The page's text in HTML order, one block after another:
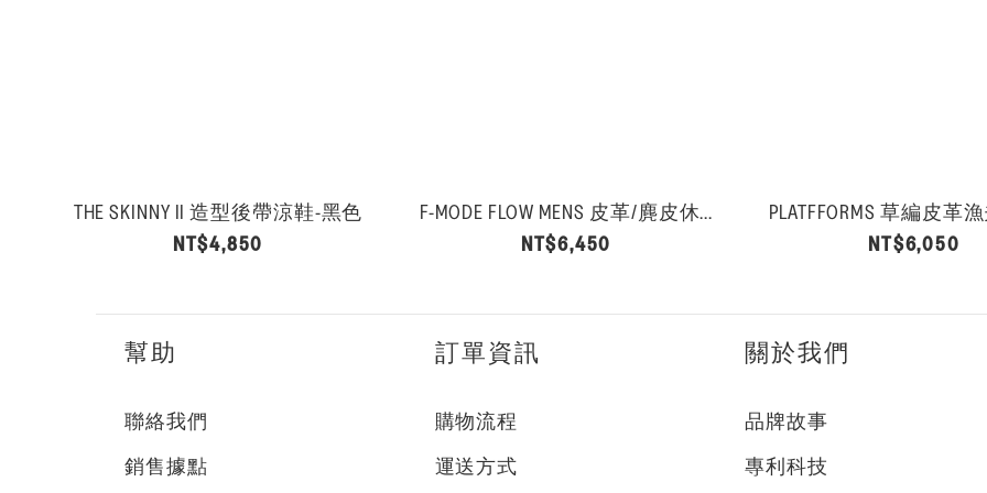
THE SKINNY II 造型後帶涼鞋-黑色
NT$4,850
F-MODE FLOW MENS 皮革/麂皮休...
NT$6,450
PLATFFORMS 草編皮革
NT$6,050
幫助
聯絡我們
銷售據點
訂單資訊
購物流程
運送方式
關於我們
品牌故事
專利科技